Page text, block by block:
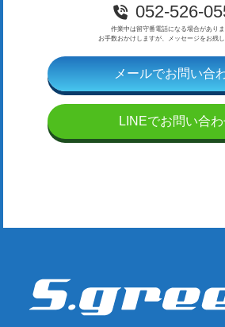
052-526-
作業中は留守番電話になる場合があり
お手数おかけしますが、メッセージをお残し
メールでお問い合
LINEでお問い合